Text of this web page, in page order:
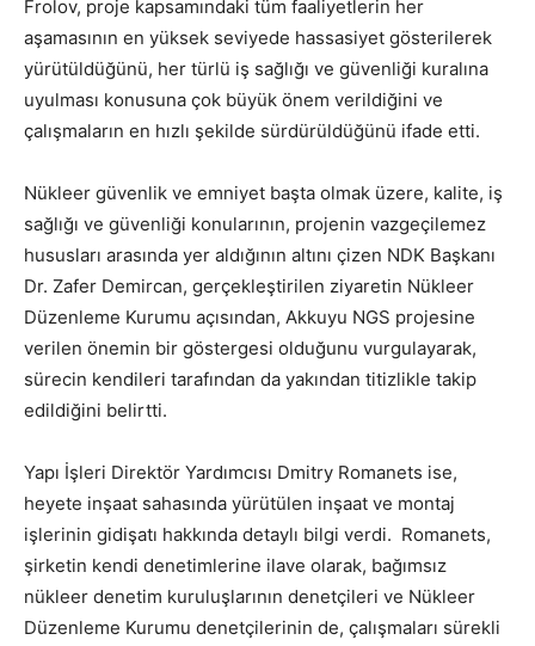
Frolov, proje kapsamındaki tüm faaliyetlerin her
aşamasının en yüksek seviyede hassasiyet gösterilerek
yürütüldüğünü, her türlü iş sağlığı ve güvenliği kuralına
uyulması konusuna çok büyük önem verildiğini ve
çalışmaların en hızlı şekilde sürdürüldüğünü ifade etti.
Nükleer güvenlik ve emniyet başta olmak üzere, kalite, iş
sağlığı ve güvenliği konularının, projenin vazgeçilemez
hususları arasında yer aldığının altını çizen NDK Başkanı
Dr. Zafer Demircan, gerçekleştirilen ziyaretin Nükleer
Düzenleme Kurumu açısından, Akkuyu NGS projesine
verilen önemin bir göstergesi olduğunu vurgulayarak,
sürecin kendileri tarafından da yakından titizlikle takip
edildiğini belirtti.
Yapı İşleri Direktör Yardımcısı Dmitry Romanets ise,
heyete inşaat sahasında yürütülen inşaat ve montaj
işlerinin gidişatı hakkında detaylı bilgi verdi. Romanets,
şirketin kendi denetimlerine ilave olarak, bağımsız
nükleer denetim kuruluşlarının denetçileri ve Nükleer
Düzenleme Kurumu denetçilerinin de, çalışmaları sürekli